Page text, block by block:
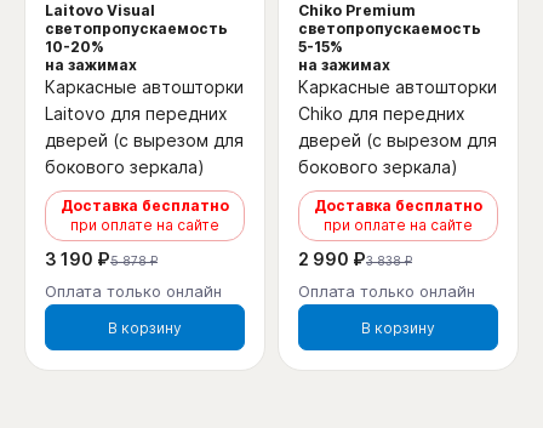
Laitovo Visual
светопропускаемость
10-20%
на зажимах
Каркасные автошторки
Laitovo для передних
дверей (с вырезом для
бокового зеркала)
Доставка бесплатно
при оплате на сайте
3 190 ₽5 878 ₽
Оплата только онлайн
В корзину
Chiko Premium
светопропускаемость
5-15%
на зажимах
Каркасные автошторки
Chiko для передних
дверей (с вырезом для
бокового зеркала)
Доставка бесплатно
при оплате на сайте
2 990 ₽3 838 ₽
Оплата только онлайн
В корзину